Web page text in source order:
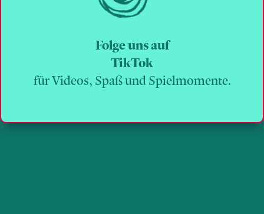
Folge uns auf
TikTok
für Videos, Spaß und Spielmomente.